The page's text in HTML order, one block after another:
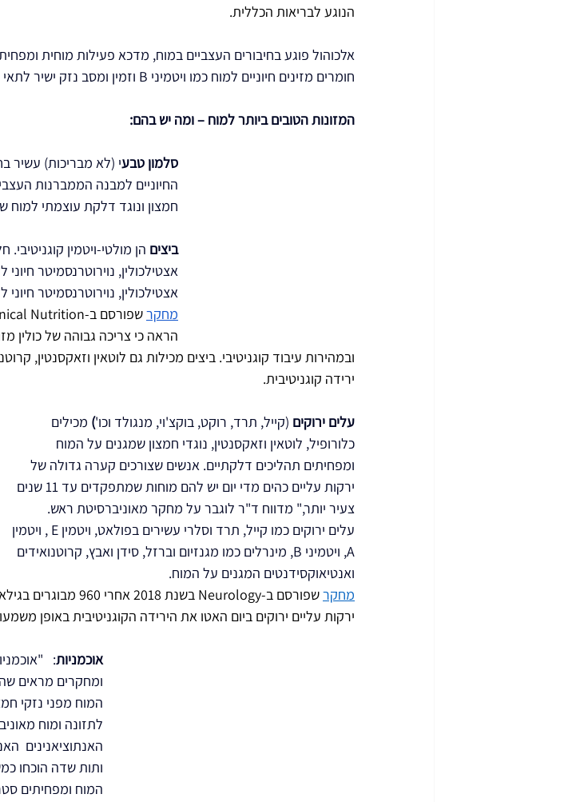
הנוגע לבריאות הכללית.
אלכוהול פוגע בחיבורים העצביים במוח, מדכא פעילות מוחית
חומרים מזינים חיוניים למוח כמו ויטמיני B וזמין ומסב נזק ישיר לתאי מוח.
המזונות הטובים ביותר למוח – ומה יש בהם:
סלמון טבע
החיוניים למבנה הממברנות
חמצון ונוגד דלקת עוצמתי
ביצים הן מולטי-ויטמין
אצטילכולין, נוירוטרנסמיטר חיוני
אצטילכולין, נוירוטרנסמיטר חיוני
מחקר
הראה כי צריכה גבוהה של כולין
ובמהירות עיבוד קוגניטיבי. ביצים מכילות גם לוטאין וזאקסנטין,
ירידה קוגניטיבית.
עלים ירוקים (קייל, תרד, רוקט, בוקצ'וי, מנגולד וכו') מכילים
כלורופיל, לוטאין וזאקסנטין, נוגדי חמצון שמגנים על המוח
ומפחיתים תהליכים דלקתיים. אנשים שצורכים קערה גדולה של
ירקות עליים כהים מדי יום יש להם מוחות שמתפקדים עד 11 שנים
צעיר יותר," מדווח ד"ר לוגבר על מחקר מאוניברסיטת ראש.
עלים ירוקים כמו קייל, תרד וסלרי עשירים בפולאט, ויטמין E , ויטמין
A, ויטמיני B, מינרלים כמו מגנזיום וברזל, סידן ואבץ, קרוטנואידים
ואנטיאוקסידנטים המגנים על המוח.
מחקר
ירקות עליים ירוקים ביום האטו את הירידה הקוגניטיבית באופן
אוכמניות:
ומחקרים מראים
המוח מפני נזקי
לתזונה ומוח
האנתוציאנינים
ותות שדה הוכחו
המוח ומפחיתים